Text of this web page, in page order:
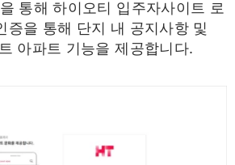
통해 하이오티 입주자사이트 로
증을 통해 단지 내 공지사항 및
아파트 기능을 제공합니다.